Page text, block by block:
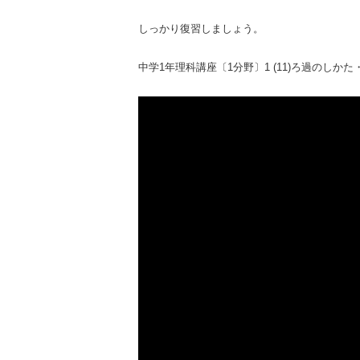
しっかり復習しましょう。
中学1年理科講座〔1分野〕1 (11)ろ過のしかた